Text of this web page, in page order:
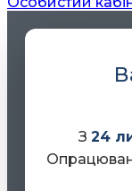
З 24